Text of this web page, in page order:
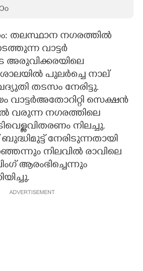
തലസ്ഥാന നഗരത്തിൽ
വാട്ടർ
അരുവിക്കരയിലെ
പുലർച്ചെ നാല്
തടസം നേരിട്ടു.
വാട്ടർഅതോറിറ്റി സെക്ഷൻ
വരുന്ന നഗരത്തിലെ
നിലച്ചു.
നേരിടുന്നതായി
നിലവിൽ രാവിലെ
ആരംഭിച്ചെന്നും
ADVERTISEMENT